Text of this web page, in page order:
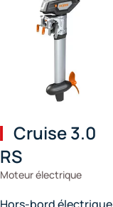
Cruise 3.0
RS
Moteur électrique